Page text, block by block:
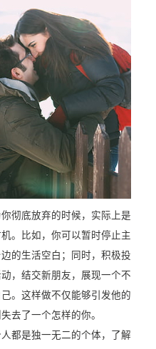
彻底放弃的时候，实际上是
。比如，你可以暂时停止主
的生活空白；同时，积极投
，结交新朋友，展现一个不
。这样做不仅能够引发他的
去了一个怎样的你。
都是独一无二的个体，了解